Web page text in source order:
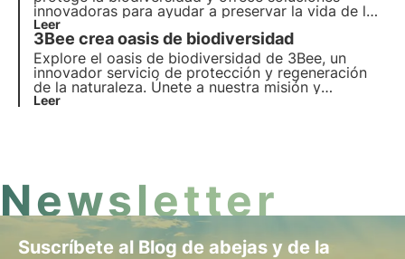
innovadoras para ayudar a preservar la vida de los
polinizadores, guardianes de la salud de nuestros
ecosistemas. Descubre cómo trabaja 3Bee para
regenerar la biodiversidad.
Leer
3Bee crea oasis de biodiversidad
Explore el oasis de biodiversidad de 3Bee, un
innovador servicio de protección y regeneración
de la naturaleza. Únete a nuestra misión y
descubre cómo la tecnología y la sostenibilidad se
Leer
Newsletter
Suscríbete al Blog de abejas y de la